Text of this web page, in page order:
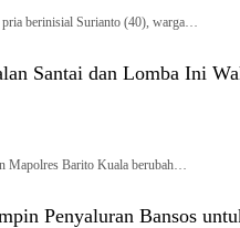
berinisial Surianto (40), warga…
Santai dan Lomba Ini
Barito Kuala berubah…
Penyaluran Bansos